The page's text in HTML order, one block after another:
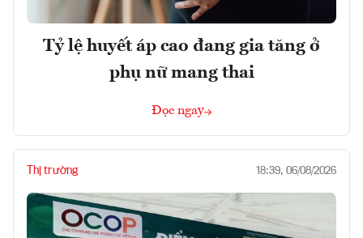
Tỷ lệ huyết áp cao đang gia tăng ở
phụ nữ mang thai
Đọc ngay
Thị trường 18:39, 06/08/2026